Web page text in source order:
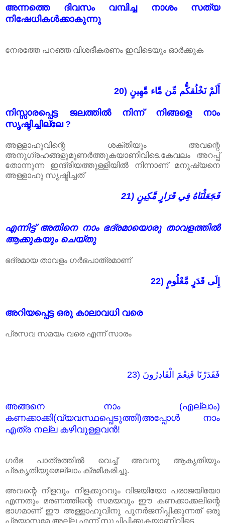
അന്നത്തെ ദിവസം വമ്പിച്ച നാശം സത്യ
നിഷേധികൾക്കാകുന്നു
നേരത്തേ പറഞ്ഞ വിശദീകരണം ഇവിടെയും ഓർക്കുക
20) أَلَمْ نَخْلُقكُّم مِّن مَّاء مَّهِينٍ
നിസ്സാരപ്പെട്ട ജലത്തിൽ നിന്ന് നിങ്ങളെ നാം
സൃഷ്ടിച്ചില്ലേ ?
അള്ളാഹുവിന്റെ ശക്തിയും അവന്റെ
അനുഗ്രഹങ്ങളുമുണർത്തുകയാണിവിടെ.കേവലം അറപ്പ്
തോന്നുന്ന ഇന്ദ്രിയത്തുള്ളിയിൽ നിന്നാണ് മനുഷ്യനെ
അള്ളാഹു സൃഷ്ടിച്ചത്
21) فَجَعَلْنَاهُ فِي قَرَارٍ مَّكِينٍ
എന്നിട്ട് അതിനെ നാം ഭദ്രമായൊരു താവളത്തിൽ
ആക്കുകയും ചെയ്തു
ഭദ്രമായ താവളം ഗർഭപാത്രമാണ്
22) إِلَى قَدَرٍ مَّعْلُومٍ
അറിയപ്പെട്ട ഒരു കാലാവധി വരെ
പ്രസവ സമയം വരെ എന്ന് സാരം
23) فَقَدَرْنَا فَنِعْمَ الْقَادِرُونَ
അങ്ങനെ നാം (എല്ലാം)
കണക്കാക്കി(വ്യവസ്ഥപ്പെടുത്തി)അപ്പോൾ നാം
എത്ര നല്ല കഴിവുള്ളവൻ!
ഗർഭ പാത്രത്തിൽ വെച്ച് അവനു ആകൃതിയും
പ്രകൃതിയുമെല്ലാം ക്രമീകരിച്ചു.
അവന്റെ നീളവും നീളക്കുറവും വിജയിയോ പരാജയിയോ
എന്നതും മരണത്തിന്റെ സമയവും ഈ കണക്കാക്കലിന്റെ
ഭാഗമാണ്‌ ഈ അള്ളാഹുവിനു പുനർജനിപ്പിക്കുന്നത് ഒരു
പ്രയാസമേ അല്ല എന്ന് സൂചിപ്പിക്കുകയാണിവിടെ